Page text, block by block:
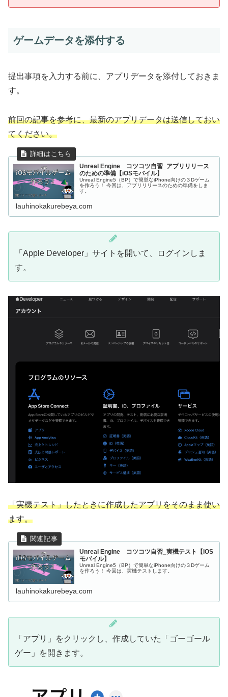
ゲームデータを添付する
提出事項を入力する前に、アプリデータを添付しておきま
す。
前回の記事を参考に、最新のアプリデータは送信しておい
てください。
Unreal Engine コツコツ自習_アプリリリース
のための準備【iOSモバイル】
Unreal Engine5（BP）で簡単なiPhone向けの３Dゲーム
を作ろう！ 今回は、アプリリリースのための準備をしま
す。
lauhinokakurebeya.com
「Apple Developer」サイトを開いて、ログインしま
す。
「実機テスト」したときに作成したアプリをそのまま使い
ます。
Unreal Engine コツコツ自習_実機テスト【iOS
モバイル】
Unreal Engine5（BP）で簡単なiPhone向けの３Dゲーム
を作ろう！ 今回は、実機テストします。
lauhinokakurebeya.com
「アプリ」をクリックし、作成していた「ゴーゴール
ゲー」を開きます。